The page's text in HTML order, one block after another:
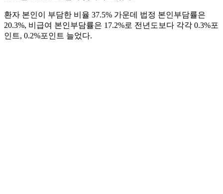
환자 본인이 부담한 비율 37.5% 가운데 법정 본인부담률은
20.3%, 비급여 본인부담률은 17.2%로 전년도보다 각각 0.3%포
인트, 0.2%포인트 늘었다.